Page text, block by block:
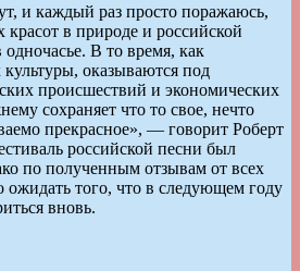
и каждый раз просто поражаюсь,
в природе и российской
В то время, как
оказываются под
происшествий и экономических
сохраняет что то свое, нечто
прекрасное», — говорит Роберт
российской песни был
по полученным отзывам от всех
того, что в следующем году
вновь.